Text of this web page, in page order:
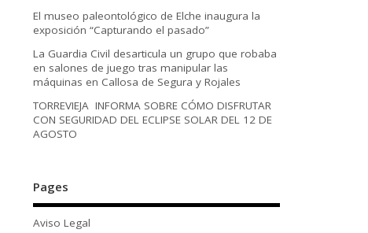
El museo paleontológico de Elche inaugura la
exposición “Capturando el pasado”
La Guardia Civil desarticula un grupo que robaba
en salones de juego tras manipular las
máquinas en Callosa de Segura y Rojales
TORREVIEJA INFORMA SOBRE CÓMO DISFRUTAR
CON SEGURIDAD DEL ECLIPSE SOLAR DEL 12 DE
AGOSTO
Pages
Aviso Legal